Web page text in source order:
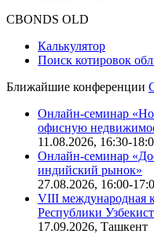
CBONDS OLD
Калькулятор
Поиск котировок
Ближайшие конференции
Онлайн-семинар
офисную
11.08.2026, 16:30-
Онлайн-семинар
индийский рынок»
27.08.2026, 16:00-
VIII международная
Республики
17.09.2026, Ташкент